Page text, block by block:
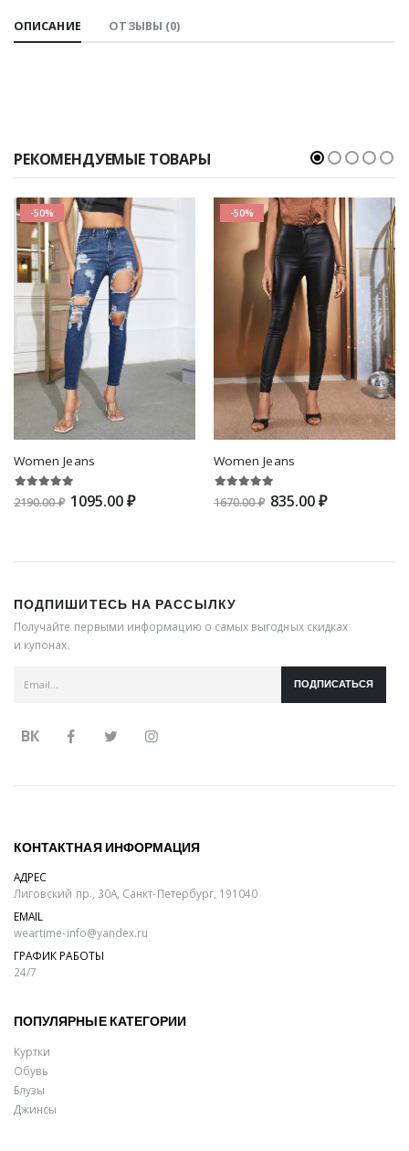
ОПИСАНИЕ ОТЗЫВЫ (0)
РЕКОМЕНДУЕМЫЕ ТОВАРЫ
-50%
Women Jeans
2190.00 ₽ 1095.00 ₽
-50%
Women Jeans
1670.00 ₽ 835.00 ₽
ПОДПИШИТЕСЬ НА РАССЫЛКУ
Получайте первыми информацию о самых выгодных скидках
и купонах.
ПОДПИСАТЬСЯ
ВК
КОНТАКТНАЯ ИНФОРМАЦИЯ
АДРЕС
Лиговский пр., 30А, Санкт-Петербург, 191040
EMAIL
weartime-info@yandex.ru
ГРАФИК РАБОТЫ
24/7
ПОПУЛЯРНЫЕ КАТЕГОРИИ
Куртки
Обувь
Блузы
Джинсы